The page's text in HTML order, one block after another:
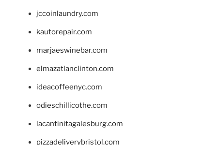
jccoinlaundry.com
kautorepair.com
marjaeswinebar.com
elmazatlanclinton.com
ideacoffeenyc.com
odieschillicothe.com
lacantinitagalesburg.com
pizzadeliverybristol.com